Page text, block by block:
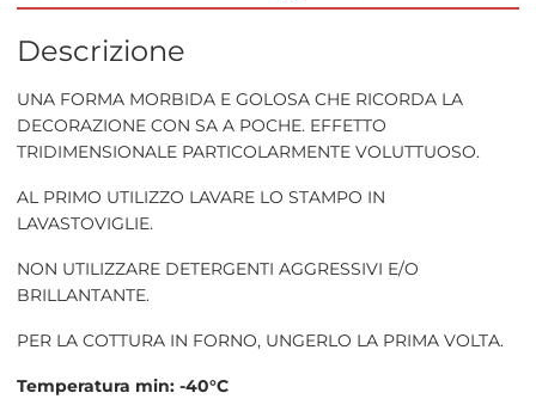
Descrizione
UNA FORMA MORBIDA E GOLOSA CHE RICORDA LA
DECORAZIONE CON SA A POCHE. EFFETTO
TRIDIMENSIONALE PARTICOLARMENTE VOLUTTUOSO.
AL PRIMO UTILIZZO LAVARE LO STAMPO IN
LAVASTOVIGLIE.
NON UTILIZZARE DETERGENTI AGGRESSIVI E/O
BRILLANTANTE.
PER LA COTTURA IN FORNO, UNGERLO LA PRIMA VOLTA.
Temperatura min: -40°C